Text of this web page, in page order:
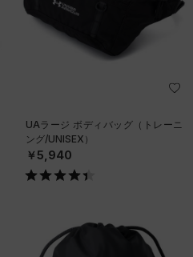
UAラージ ボディバッグ（トレーニ
ング/UNISEX）
￥5,940